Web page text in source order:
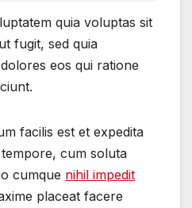
quia voluptas sit
fugit, sed quia
eos qui ratione
facilis est et expedita
cum soluta
cumque nihil impedit
placeat facere